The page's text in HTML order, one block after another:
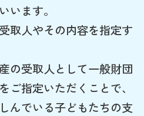
います。
取人やその内容を指定す
の受取人として一般財団
ご指定いただくことで、
んでいる子どもたちの支